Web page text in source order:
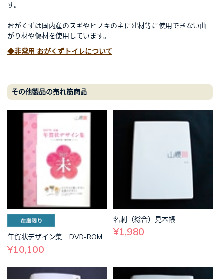
す。
おがくずは国内産のスギやヒノキの主に建材等に使用できない曲
がり材や傷材を使用しています。
◆非常用 おがくずトイレについて
その他製品の売れ筋商品
年賀状デザイン集 DVD-ROM
¥10,100
名刺（総合）見本帳
¥1,980